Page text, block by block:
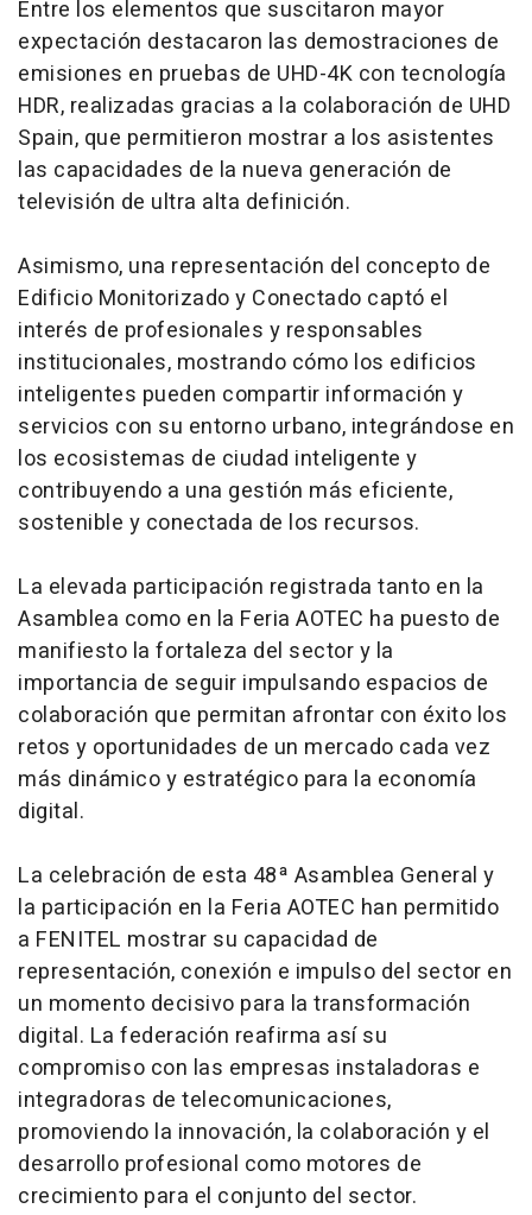
Entre los elementos que suscitaron mayor
expectación destacaron las demostraciones de
emisiones en pruebas de UHD-4K con tecnología
HDR, realizadas gracias a la colaboración de UHD
Spain, que permitieron mostrar a los asistentes
las capacidades de la nueva generación de
televisión de ultra alta definición.
Asimismo, una representación del concepto de
Edificio Monitorizado y Conectado captó el
interés de profesionales y responsables
institucionales, mostrando cómo los edificios
inteligentes pueden compartir información y
servicios con su entorno urbano, integrándose en
los ecosistemas de ciudad inteligente y
contribuyendo a una gestión más eficiente,
sostenible y conectada de los recursos.
La elevada participación registrada tanto en la
Asamblea como en la Feria AOTEC ha puesto de
manifiesto la fortaleza del sector y la
importancia de seguir impulsando espacios de
colaboración que permitan afrontar con éxito los
retos y oportunidades de un mercado cada vez
más dinámico y estratégico para la economía
digital.
La celebración de esta 48ª Asamblea General y
la participación en la Feria AOTEC han permitido
a FENITEL mostrar su capacidad de
representación, conexión e impulso del sector en
un momento decisivo para la transformación
digital. La federación reafirma así su
compromiso con las empresas instaladoras e
integradoras de telecomunicaciones,
promoviendo la innovación, la colaboración y el
desarrollo profesional como motores de
crecimiento para el conjunto del sector.